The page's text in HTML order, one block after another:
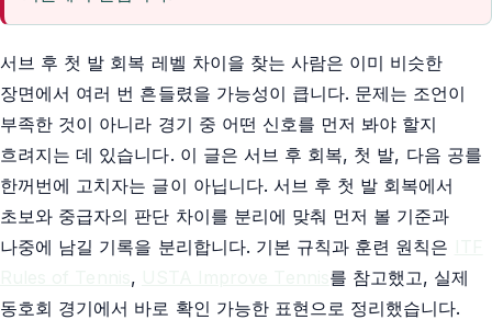
서브 후 첫 발 회복 레벨 차이을 찾는 사람은 이미 비슷한
장면에서 여러 번 흔들렸을 가능성이 큽니다. 문제는 조언이
부족한 것이 아니라 경기 중 어떤 신호를 먼저 봐야 할지
흐려지는 데 있습니다. 이 글은 서브 후 회복, 첫 발, 다음 공를
한꺼번에 고치자는 글이 아닙니다. 서브 후 첫 발 회복에서
초보와 중급자의 판단 차이를 분리에 맞춰 먼저 볼 기준과
나중에 남길 기록을 분리합니다. 기본 규칙과 훈련 원칙은
,
를 참고했고, 실제
동호회 경기에서 바로 확인 가능한 표현으로 정리했습니다.